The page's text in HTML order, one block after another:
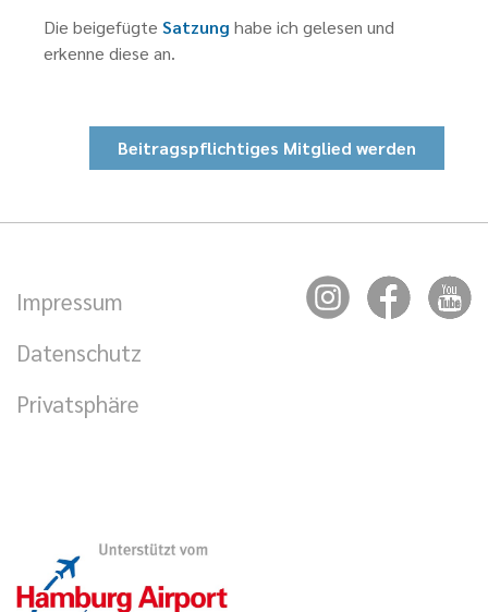
Die beigefügte Satzung habe ich gelesen und
erkenne diese an.
Beitragspflichtiges Mitglied werden
Impressum
Datenschutz
Privatsphäre